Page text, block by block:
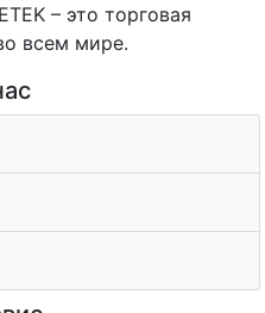
– это торговая
всем мире.